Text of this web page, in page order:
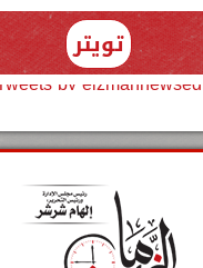
تويتر
by elzmannewseg